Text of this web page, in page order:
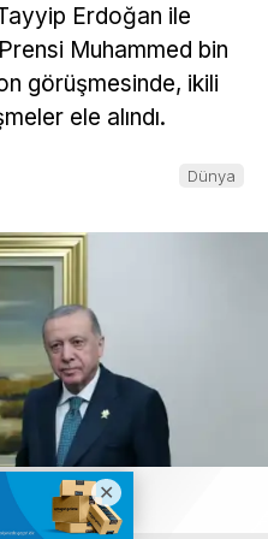
bitecek
Erdoğan ile
Muhammed bin
görüşmesinde, ikili
ele alındı.
Dünya
Donald Trump’tan İran’a sert mesaj: “Başka seçeneğiniz yok”